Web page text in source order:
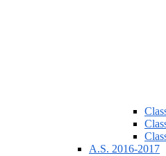
A.S. 2016-2017